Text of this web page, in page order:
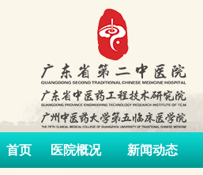
首页 医院概况 新闻动态